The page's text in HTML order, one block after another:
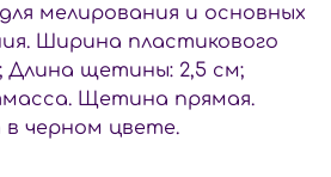
мелирования и основных
Ширина пластикового
Длина щетины: 2,5 см;
Щетина прямая.
черном цвете.